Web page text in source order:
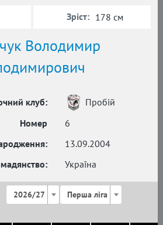
Володимир
клуб:
Пробій
Номер
6
13.09.2004
Україна
Зріст: 178 см
2026/27 Перша ліга